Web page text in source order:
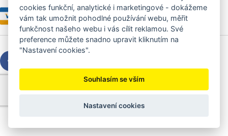
Copyright © 2026 Sedláček s.r.o.
Created byOLC Webdesign
cookies funkční, analytické i marketingové - dokážeme
vám tak umožnit pohodlné používání webu, měřit
funkčnost našeho webu i vás cílit reklamou. Své
preference můžete snadno upravit kliknutím na
"Nastavení cookies".
Souhlasím se vším
Nastavení cookies